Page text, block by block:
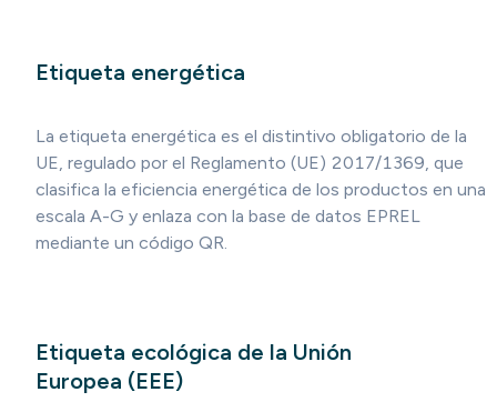
Etiqueta energética
La etiqueta energética es el distintivo obligatorio de la
UE, regulado por el Reglamento (UE) 2017/1369, que
clasifica la eficiencia energética de los productos en una
escala A-G y enlaza con la base de datos EPREL
mediante un código QR.
Etiqueta ecológica de la Unión
Europea (EEE)